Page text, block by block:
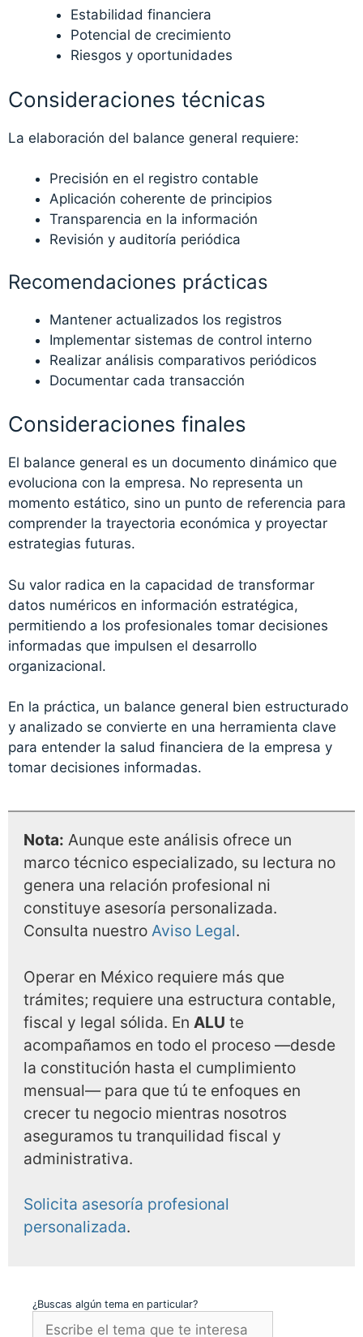
Estabilidad financiera
Potencial de crecimiento
Riesgos y oportunidades
Consideraciones técnicas
La elaboración del balance general requiere:
Precisión en el registro contable
Aplicación coherente de principios
Transparencia en la información
Revisión y auditoría periódica
Recomendaciones prácticas
Mantener actualizados los registros
Implementar sistemas de control interno
Realizar análisis comparativos periódicos
Documentar cada transacción
Consideraciones finales
El balance general es un documento dinámico que
evoluciona con la empresa. No representa un
momento estático, sino un punto de referencia para
comprender la trayectoria económica y proyectar
estrategias futuras.
Su valor radica en la capacidad de transformar
datos numéricos en información estratégica,
permitiendo a los profesionales tomar decisiones
informadas que impulsen el desarrollo
organizacional.
En la práctica, un balance general bien estructurado
y analizado se convierte en una herramienta clave
para entender la salud financiera de la empresa y
tomar decisiones informadas.
Nota: Aunque este análisis ofrece un
marco técnico especializado, su lectura no
genera una relación profesional ni
constituye asesoría personalizada.
Consulta nuestroAviso Legal.
Operar en México requiere más que
trámites; requiere una estructura contable,
fiscal y legal sólida. EnALU te
acompañamos en todo el proceso —desde
la constitución hasta el cumplimiento
mensual— para que tú te enfoques en
crecer tu negocio mientras nosotros
aseguramos tu tranquilidad fiscal y
administrativa.
Solicita asesoría profesional
personalizada.
¿Buscas algún tema en particular?